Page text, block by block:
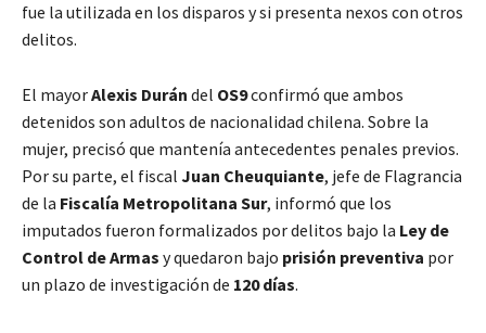
fue la utilizada en los disparos y si presenta nexos con otros
delitos.
El mayorAlexis Durán del OS9confirmó que ambos
detenidos son adultos de nacionalidad chilena. Sobre la
mujer, precisó que mantenía antecedentes penales previos.
Por su parte, el fiscal Juan Cheuquiante, jefe de Flagrancia
de la Fiscalía Metropolitana Sur, informó que los
imputados fueron formalizados por delitos bajo la Ley de
Control de Armas y quedaron bajo prisión preventiva por
un plazo de investigación de 120 días.